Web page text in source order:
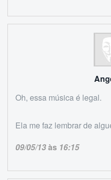
Oh, essa música é legal.
Ela me faz lembrar de
09/05/13às 16:15